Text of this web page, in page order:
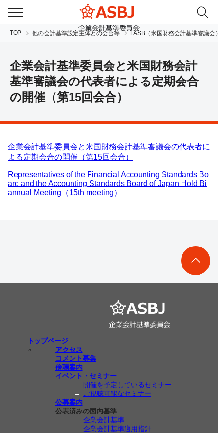
JPEN
TOP 他の会計基準設定主体との会合等 FASB（米国財務会計基準審議会
企業会計基準委員会と米国財務会計
基準審議会の代表者による定期会合
の開催（第15回会合）
企業会計基準委員会と米国財務会計基準審議会の代表者に
よる定期会合の開催（第15回会合）
Representatives of the Financial Accounting Standards Bo
ard and the Accounting Standards Board of Japan Hold Bi
annual Meeting（15th meeting）
トップページ
アクセス
コメント募集
傍聴案内
イベント・セミナー
開催を予定しているセミナー
ご視聴可能なセミナー
公募案内
公表済みの国内基準
企業会計基準
企業会計基準適用指針